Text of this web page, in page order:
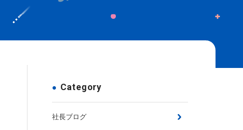
Category
社長ブログ